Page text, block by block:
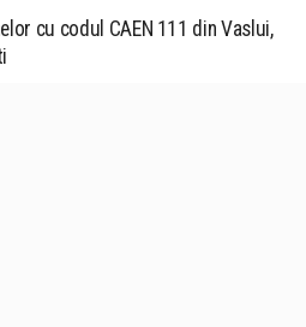
cu codul CAEN 111 din Vaslui,